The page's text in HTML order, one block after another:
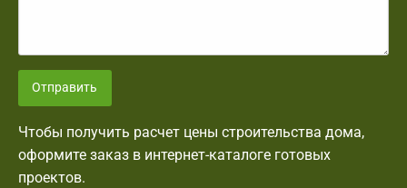
Отправить
Чтобы получить расчет цены строительства дома,
оформите заказ в интернет-каталоге готовых
проектов.